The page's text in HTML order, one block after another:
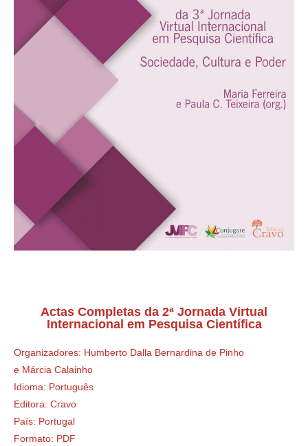
Actas Completas da 2ª Jornada Virtual
Internacional em Pesquisa Científica
Organizadores: Humberto Dalla Bernardina de Pinho
e Márcia Calainho
Idioma: Português
Editora: Cravo
País: Portugal
Formato: PDF